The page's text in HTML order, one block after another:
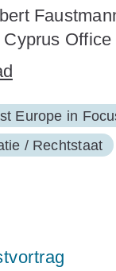
Office
Europe in
/ Rechtstaat